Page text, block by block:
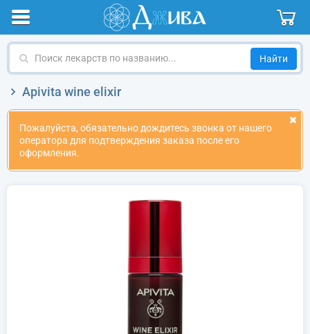
Поиск
названию
Apivita wine elixir
Пожалуйста, обязательно дождитесь звонка от нашего
оператора для подтверждения заказа после его
оформления.